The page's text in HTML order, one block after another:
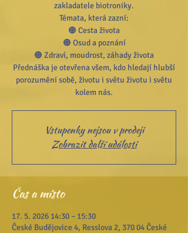
zakladatele biotroniky.
Témata, která zazní:
🟠 Cesta života
🟠 Osud a poznání
🟠 Zdraví, moudrost, záhady života
Přednáška je otevřena všem, kdo hledají hlubší
porozumění sobě, životu i světu životu i světu
Vstupenky nejsou v prodeji
Zobrazit další události
Čas a místo
17. 5. 2026 14:30 – 15:30
České Budějovice 4, Resslova 2, 370 04 České